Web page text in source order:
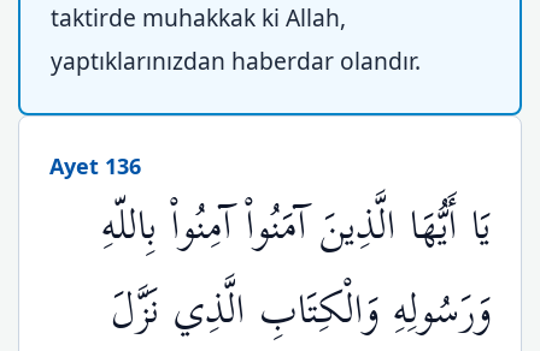
taktirde muhakkak ki Allah,
yaptıklarınızdan haberdar olandır.
Ayet 136
يَا أَيُّهَا الَّذِينَ آمَنُواْ آمِنُواْ بِاللّهِ
وَرَسُولِهِ وَالْكِتَابِ الَّذِي نَزَّلَ